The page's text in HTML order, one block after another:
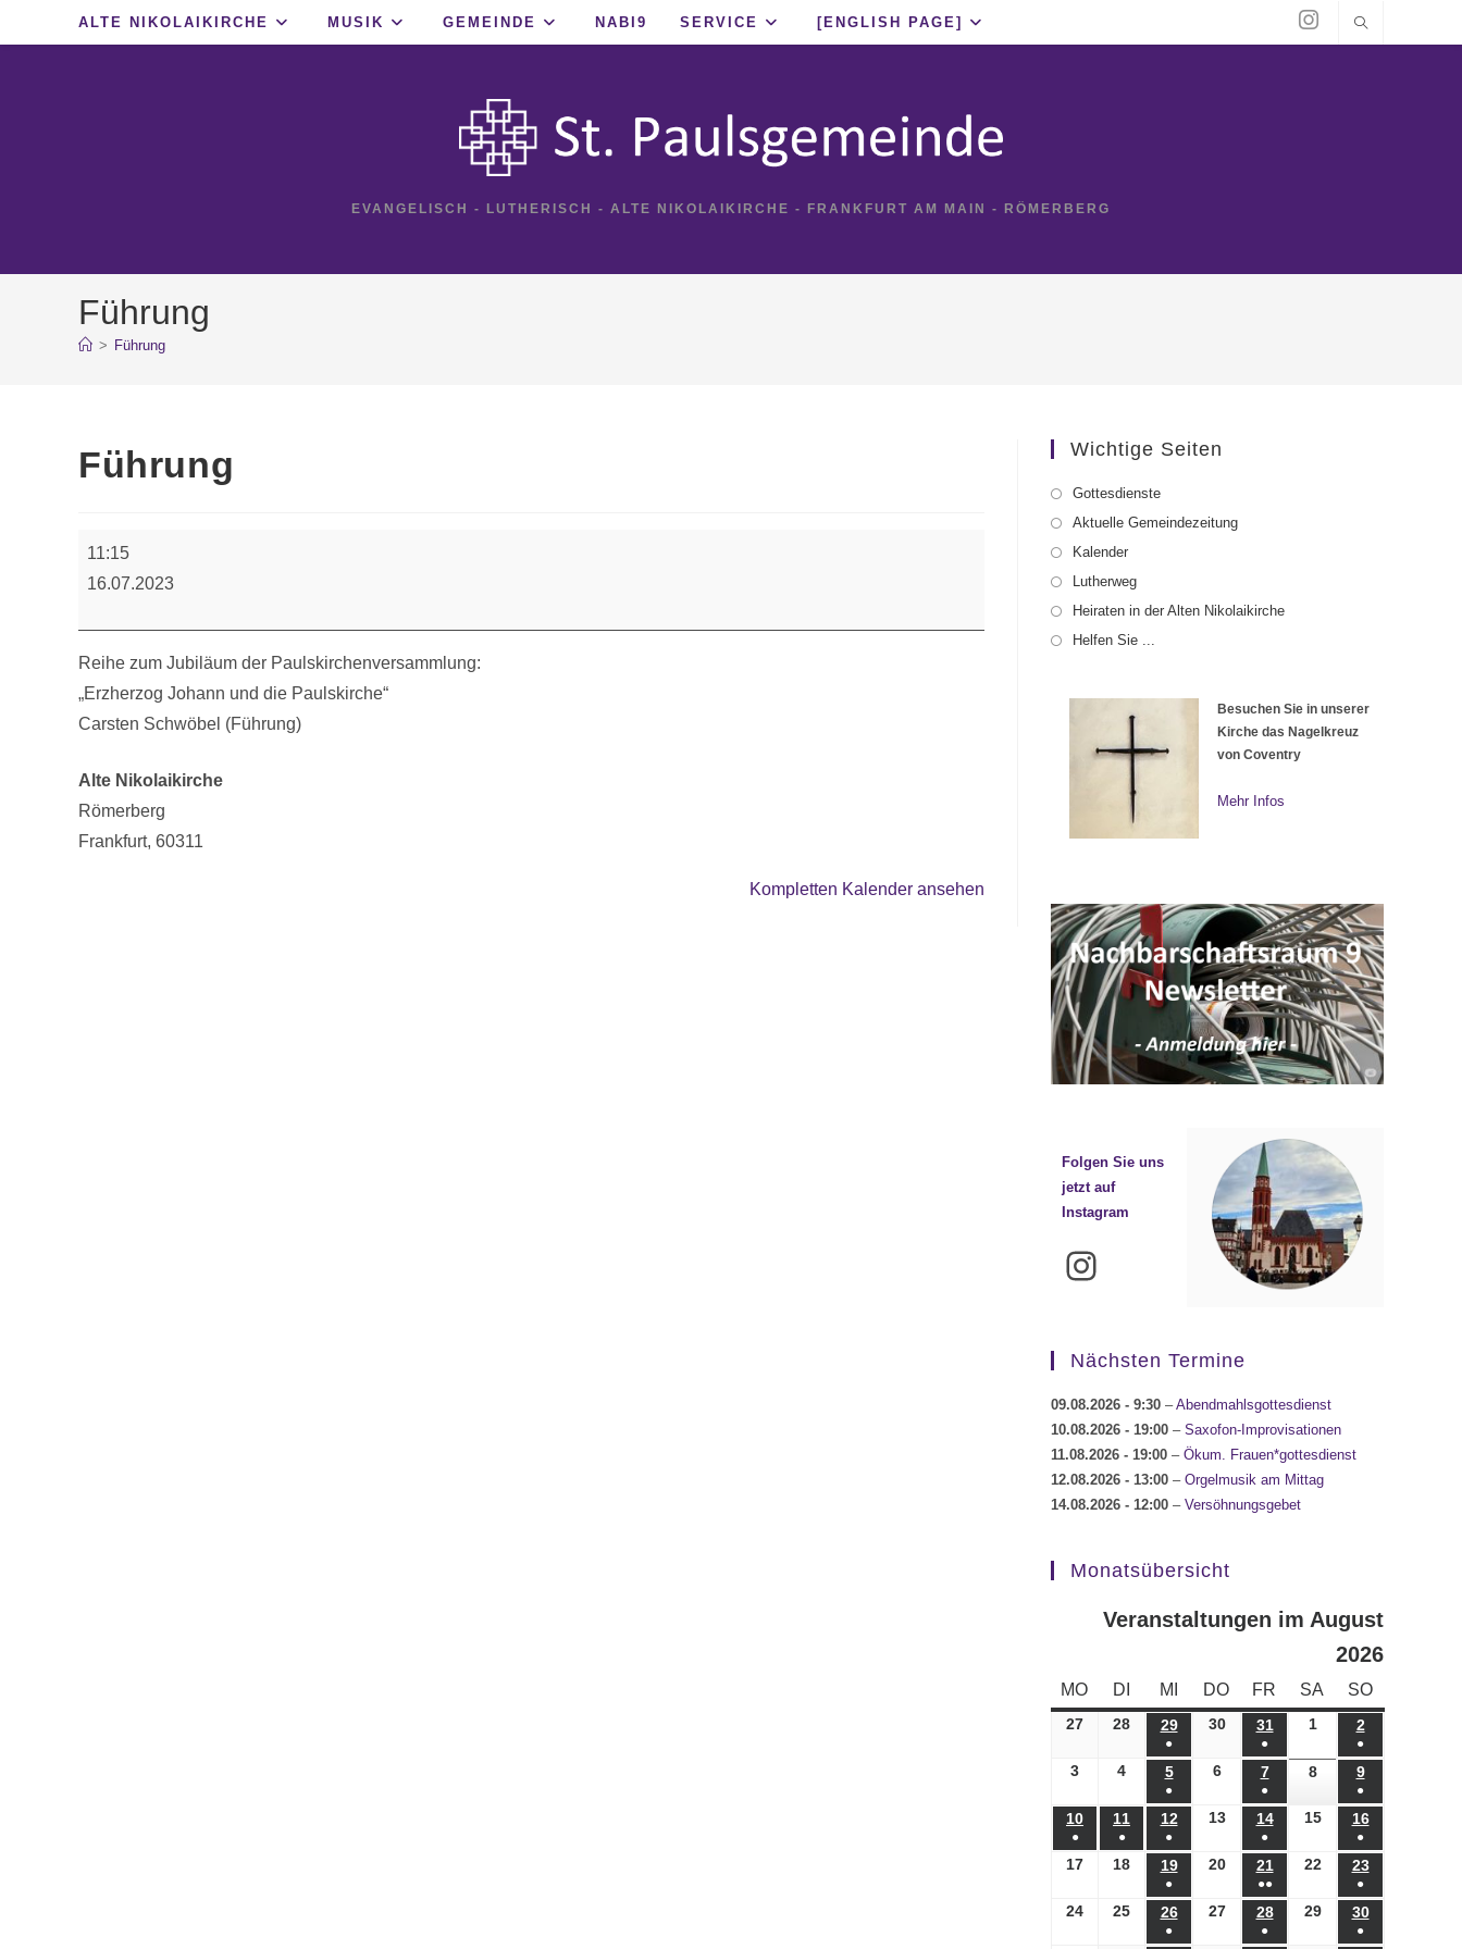
ALTE NIKOLAIKIRCHE MUSIK GEMEINDE NABI9 SERVICE [ENGLISH PAGE]
EVANGELISCH - LUTHERISCH - ALTE NIKOLAIKIRCHE - FRANKFURT AM MAIN - RÖMERBERG
Führung
> Führung
Führung
Führung
11:15
16.07.2023
Reihe zum Jubiläum der Paulskirchenversammlung:
„Erzherzog Johann und die Paulskirche“
Carsten Schwöbel (Führung)
Alte Nikolaikirche
Römerberg
Frankfurt, 60311
Kompletten Kalender ansehen
Wichtige Seiten
Gottesdienste
Aktuelle Gemeindezeitung
Kalender
Lutherweg
Heiraten in der Alten Nikolaikirche
Helfen Sie ...
Besuchen Sie in unserer
Kirche das Nagelkreuz
von Coventry
Mehr Infos
Folgen Sie uns
jetzt auf
Instagram
Instagram
Nächsten Termine
09.08.2026 - 9:30 –Abendmahlsgottesdienst
10.08.2026 - 19:00 – Saxofon-Improvisationen
11.08.2026 - 19:00 – Ökum. Frauen*gottesdienst
12.08.2026 - 13:00 – Orgelmusik am Mittag
14.08.2026 - 12:00 – Versöhnungsgebet
Monatsübersicht
Veranstaltungen im August
2026
MO MONTAG
DI DIENSTAG
MI MITTWOCH
DO DONNERSTAG
FR FREITAG
SA SAMSTAG
SOSONNTAG
27 27.07.2026
28 28.07.2026
2929.07.2026
●
(1
Veranstaltung)
3030.07.2026
3131.07.2026
●
(1
Veranstaltung)
101.08.2026
202.08.2026
●
(1
Veranstaltung)
3 03.08.2026
4 04.08.2026
505.08.2026
●
(1
Veranstaltung)
606.08.2026
707.08.2026
●
(1
Veranstaltung)
808.08.2026
909.08.2026
●
(1
Veranstaltung)
10 10.08.2026
●
(1
Veranstaltung)
11 11.08.2026
●
(1
Veranstaltung)
1212.08.2026
●
(1
Veranstaltung)
1313.08.2026
1414.08.2026
●
(1
Veranstaltung)
1515.08.2026
1616.08.2026
●
(1
Veranstaltung)
17 17.08.2026
18 18.08.2026
1919.08.2026
●
(1
Veranstaltung)
2020.08.2026
2121.08.2026
●●
(2
Veranstaltungen)
2222.08.2026
2323.08.2026
●
(1
Veranstaltung)
24 24.08.2026
25 25.08.2026
2626.08.2026
●
2727.08.2026
2828.08.2026
●
2929.08.2026
3030.08.2026
●